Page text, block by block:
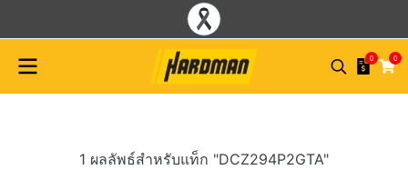
0 0
1 ผลลัพธ์สำหรับแท็ก "DCZ294P2GTA"